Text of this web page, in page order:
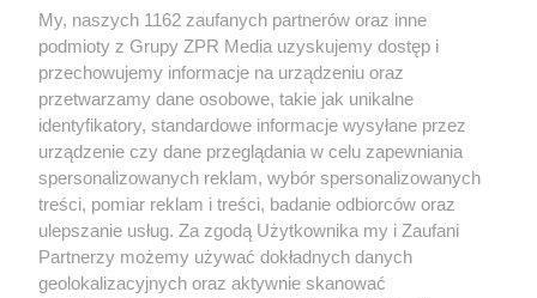
My, naszych 1162 zaufanych partnerów oraz inne
podmioty z Grupy ZPR Media uzyskujemy dostęp i
przechowujemy informacje na urządzeniu oraz
przetwarzamy dane osobowe, takie jak unikalne
identyfikatory, standardowe informacje wysyłane przez
urządzenie czy dane przeglądania w celu zapewniania
spersonalizowanych reklam, wybór spersonalizowanych
treści, pomiar reklam i treści, badanie odbiorców oraz
ulepszanie usług. Za zgodą Użytkownika my i Zaufani
Partnerzy możemy używać dokładnych danych
geolokalizacyjnych oraz aktywnie skanować